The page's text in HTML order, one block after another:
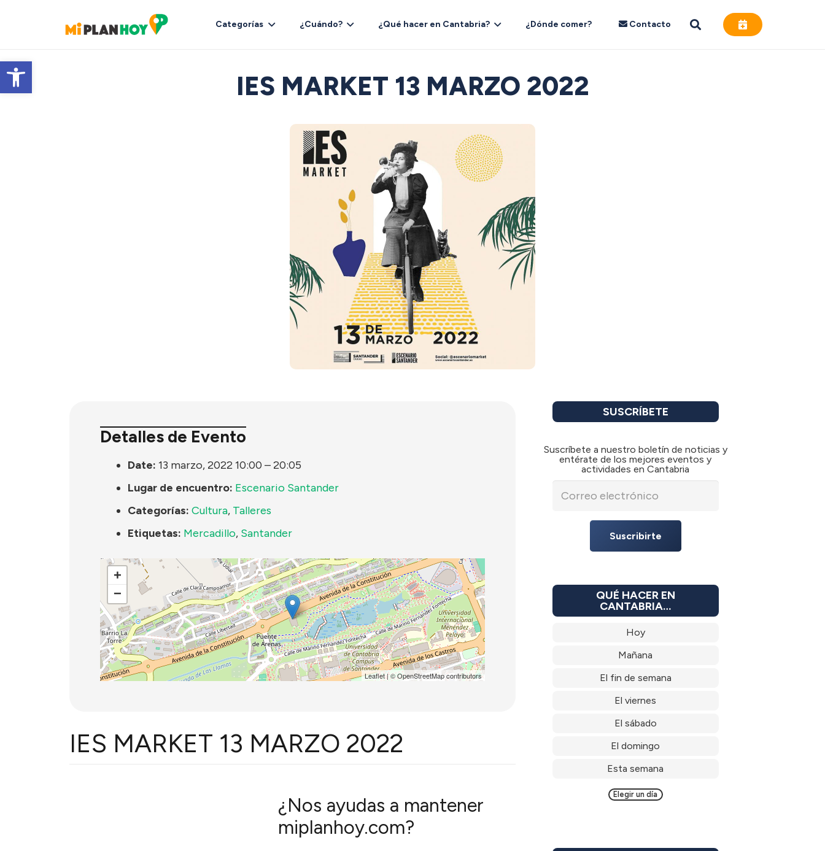
Abrir barra de herramientas
Categorías ¿Cuándo? ¿Qué hacer en Cantabria? ¿Dónde comer? Contacto
IES MARKET 13 MARZO 2022
Detalles de Evento
Date: 13 marzo, 2022 10:00 –20:05
Lugar de encuentro: Escenario Santander
Categorías: Cultura, Talleres
Etiquetas: Mercadillo, Santander
+
−
Leaflet| ©OpenStreetMapcontributors
IES MARKET 13 MARZO 2022
¿Nos ayudas a mantener
miplanhoy.com?
SUSCRÍBETE
Suscríbete a nuestro boletín de noticias y
entérate de los mejores eventos y
actividades en Cantabria
Suscribirte
QUÉ HACER EN
CANTABRIA…
Hoy
Mañana
El fin de semana
El viernes
El sábado
El domingo
Esta semana
Elegir un día